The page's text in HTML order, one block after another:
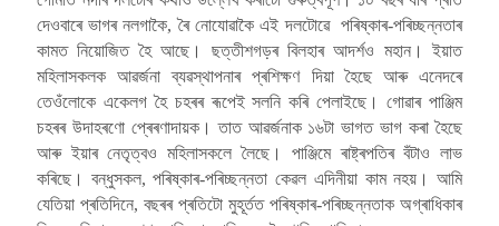
দেওবাৰে ভাগৰ নলগাকৈ, ৰৈ নোযোৱাকৈ এই দলটোৱে পৰিষ্কাৰ-পৰিচ্ছন্নতাৰ
কামত নিয়োজিত হৈ আছে। ছত্তীশগড়ৰ বিলহাৰ আদৰ্শও মহান। ইয়াত
মহিলাসকলক আৱৰ্জনা ব্যৱস্থাপনাৰ প্ৰশিক্ষণ দিয়া হৈছে আৰু এনেদৰে
তেওঁলোকে একেলগ হৈ চহৰৰ ৰূপেই সলনি কৰি পেলাইছে। গোৱাৰ পাঞ্জিম
চহৰৰ উদাহৰণো প্ৰেৰণাদায়ক। তাত আৱৰ্জনাক ১৬টা ভাগত ভাগ কৰা হৈছে
আৰু ইয়াৰ নেতৃত্বও মহিলাসকলে লৈছে। পাঞ্জিমে ৰাষ্ট্ৰপতিৰ বঁটাও লাভ
কৰিছে। বন্ধুসকল, পৰিষ্কাৰ-পৰিচ্ছন্নতা কেৱল এদিনীয়া কাম নহয়। আমি
যেতিয়া প্ৰতিদিনে, বছৰৰ প্ৰতিটো মুহূৰ্তত পৰিষ্কাৰ-পৰিচ্ছন্নতাক অগ্ৰাধিকাৰ